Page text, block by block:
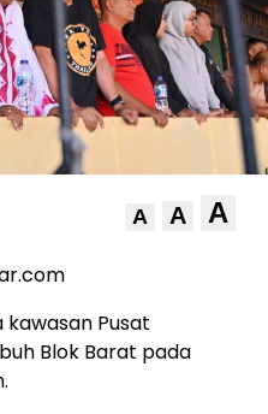
A A A
Pusat
Blok Barat pada